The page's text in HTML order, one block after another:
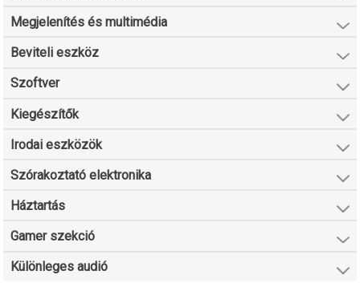
Megjelenítés és multimédia
Beviteli eszköz
Szoftver
Kiegészítők
Irodai eszközök
Szórakoztató elektronika
Háztartás
Gamer szekció
Különleges audió